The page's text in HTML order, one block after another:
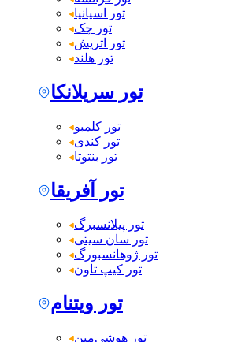
تور اسپانیا
تور چک
تور اتریش
تور هلند
تور سریلانکا
تور کلمبو
تور کندی
تور بنتوتا
تور آفریقا
تور پیلانسبرگ
تور سان سیتی
تور ژوهانسبورگ
تور کیپ تاون
تور ویتنام
تور هوشی‌مین